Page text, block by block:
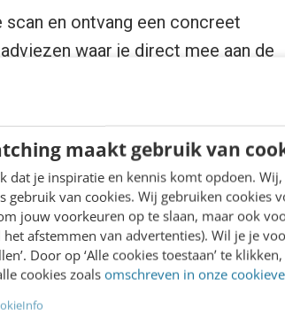
maakt gebruik van
dat je inspiratie en kennis komt opdoen.
gebruik van cookies. Wij gebruiken cookies
jouw voorkeuren op te slaan, maar ook
afstemmen van advertenties). Wil je je
Door op ‘Alle cookies toestaan’ te
cookies zoals omschreven in onze
en ontvang een concreet
waar je direct mee aan de